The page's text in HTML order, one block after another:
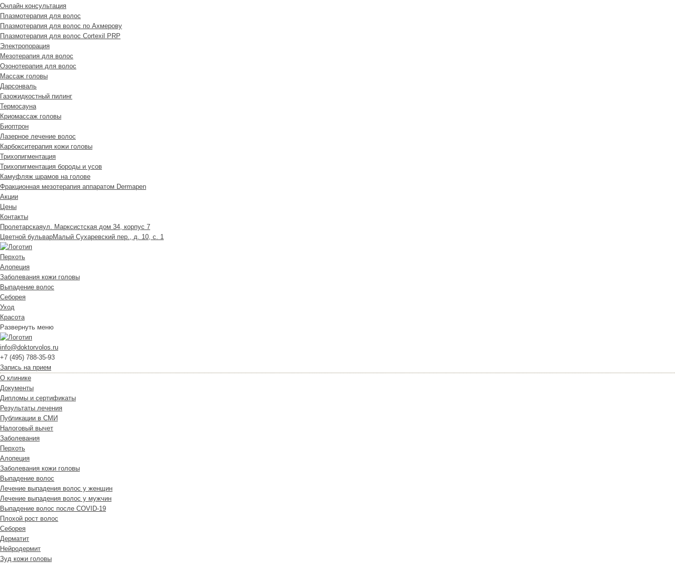
Онлайн консультация
Плазмотерапия для волос
Плазмотерапия для волос по Ахмерову
Плазмотерапия для волос Cortexil PRP
Электропорация
Мезотерапия для волос
Озонотерапия для волос
Массаж головы
Дарсонваль
Газожидкостный пилинг
Термосауна
Криомассаж головы
Биоптрон
Лазерное лечение волос
Карбокситерапия кожи головы
Трихопигментация
Трихопигментация бороды и усов
Камуфляж шрамов на голове
Фракционная мезотерапия аппаратом Dermapen
Акции
Цены
Контакты
Пролетарскаяул. Марксистская дом 34, корпус 7
Цветной бульварМалый Сухаревский пер., д. 10, с. 1
Перхоть
Алопеция
Заболевания кожи головы
Выпадение волос
Cеборея
Уход
Красота
Развернуть меню
info@doktorvolos.ru
+7 (495) 788-35-93
Запись на прием
О клинике
Документы
Дипломы и сертификаты
Результаты лечения
Публикации в СМИ
Налоговый вычет
Заболевания
Перхоть
Алопеция
Заболевания кожи головы
Выпадение волос
Лечение выпадения волос у женщин
Лечение выпадения волос у мужчин
Выпадение волос после COVID-19
Плохой рост волос
Cеборея
Дерматит
Нейродермит
Зуд кожи головы